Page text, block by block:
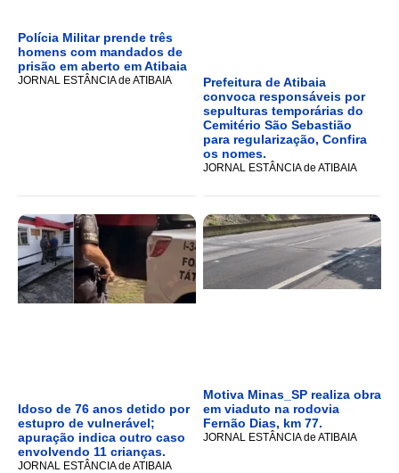
Polícia Militar prende três
homens com mandados de
prisão em aberto em Atibaia
JORNAL ESTÂNCIA de ATIBAIA
Prefeitura de Atibaia
convoca responsáveis por
sepulturas temporárias do
Cemitério São Sebastião
para regularização, Confira
os nomes.
JORNAL ESTÂNCIA de ATIBAIA
Idoso de 76 anos detido por
estupro de vulnerável;
apuração indica outro caso
envolvendo 11 crianças.
JORNAL ESTÂNCIA de ATIBAIA
Motiva Minas_SP realiza obra
em viaduto na rodovia
Fernão Dias, km 77.
JORNAL ESTÂNCIA de ATIBAIA